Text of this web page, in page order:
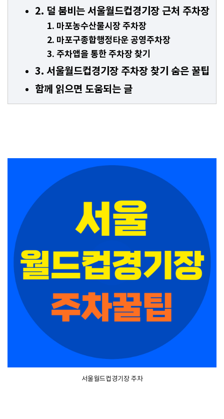
2. 덜 붐비는 서울월드컵경기장 근처 주차장
1. 마포농수산물시장 주차장
2. 마포구종합행정타운 공영주차장
3. 주차앱을 통한 주차장 찾기
3. 서울월드컵경기장 주차장 찾기 숨은 꿀팁
함께 읽으면 도움되는 글
서울월드컵경기장 주차